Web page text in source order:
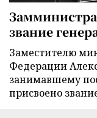
звание
Заместителю
Федерации
занимавшему
присвоено